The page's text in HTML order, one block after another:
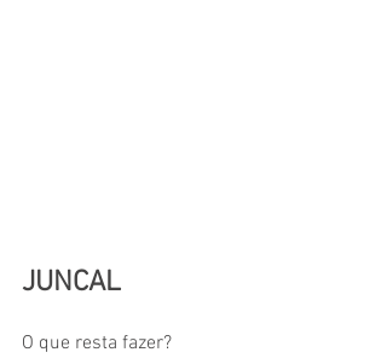
JUNCAL
O que resta fazer?